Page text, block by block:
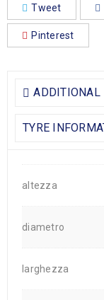
Tweet
Pinterest
ADDITIONAL
TYRE
altezza
diametro
larghezza